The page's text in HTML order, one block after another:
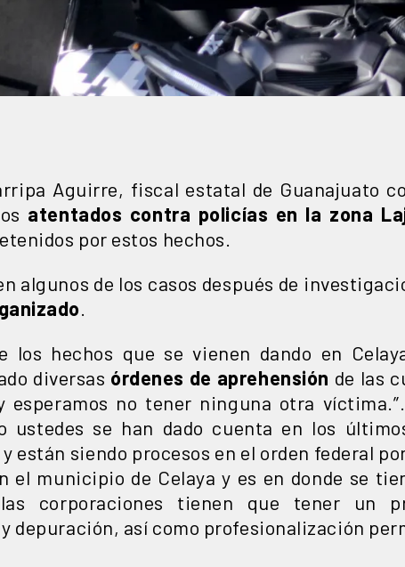
Aguirre, fiscal estatal de Guanajuato
atentados contra policías en la zona
por estos hechos.
algunos de los casos después de
los hechos que se vienen dando en
diversas órdenes de aprehensión de las
esperamos no tener ninguna otra
ustedes se han dado cuenta en los
están siendo procesos en el orden federal
el municipio de Celaya y es en donde se
corporaciones tienen que tener un
depuración, así como profesionalización